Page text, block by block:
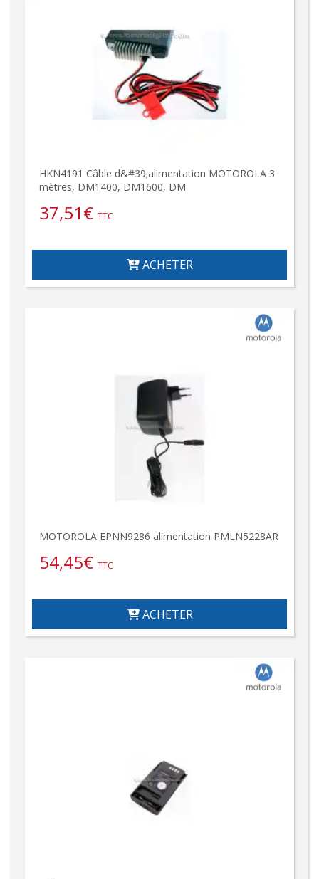
HKN4191 Câble d&#39;alimentation MOTOROLA 3
mètres, DM1400, DM1600, DM
37,51€ TTC
ACHETER
MOTOROLA EPNN9286 alimentation PMLN5228AR
54,45€ TTC
ACHETER